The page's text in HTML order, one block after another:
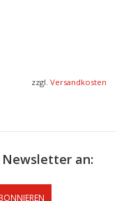
zzgl. Versandkosten
an: